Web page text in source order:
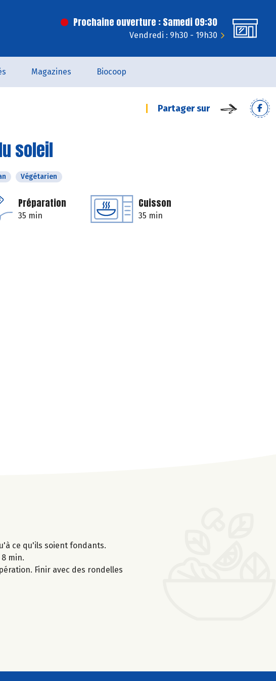
Prochaine ouverture : Samedi 09:30
Vendredi : 9h30 - 19h30
Magazines Biocoop
Partager sur
soleil
Végétarien
Préparation
35 min
Cuisson
35 min
ce qu'ils soient fondants.
min.
Finir avec des rondelles